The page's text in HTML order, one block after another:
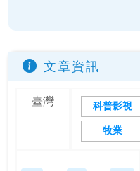
文章資訊
臺灣 科普影視
牧業